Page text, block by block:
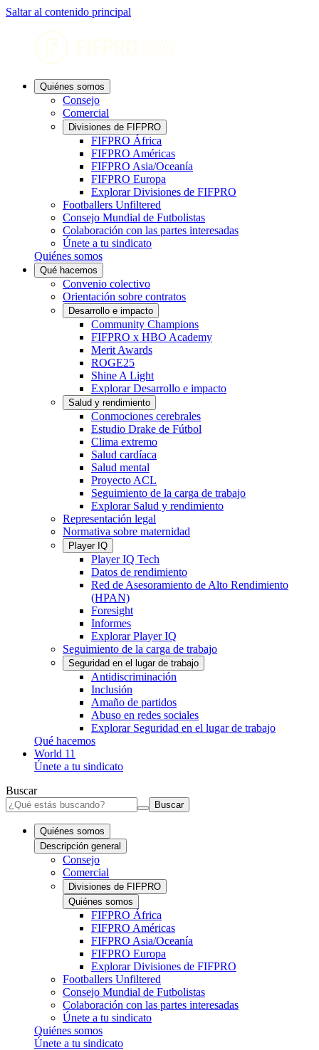
Saltar al contenido principal
Quiénes somos
Consejo
Comercial
Divisiones de FIFPRO
FIFPRO África
FIFPRO Américas
FIFPRO Asia/Oceanía
FIFPRO Europa
Explorar Divisiones de FIFPRO
Footballers Unfiltered
Consejo Mundial de Futbolistas
Colaboración con las partes interesadas
Únete a tu sindicato
Quiénes somos
Qué hacemos
Convenio colectivo
Orientación sobre contratos
Desarrollo e impacto
Community Champions
FIFPRO x HBO Academy
Merit Awards
ROGE25
Shine A Light
Explorar Desarrollo e impacto
Salud y rendimiento
Conmociones cerebrales
Estudio Drake de Fútbol
Clima extremo
Salud cardíaca
Salud mental
Proyecto ACL
Seguimiento de la carga de trabajo
Explorar Salud y rendimiento
Representación legal
Normativa sobre maternidad
Player IQ
Player IQ Tech
Datos de rendimiento
Red de Asesoramiento de Alto Rendimiento
(HPAN)
Foresight
Informes
Explorar Player IQ
Seguimiento de la carga de trabajo
Seguridad en el lugar de trabajo
Antidiscriminación
Inclusión
Amaño de partidos
Abuso en redes sociales
Explorar Seguridad en el lugar de trabajo
Qué hacemos
World 11
Únete a tu sindicato
Buscar
Buscar
Quiénes somos
Descripción general
Consejo
Comercial
Divisiones de FIFPRO
Quiénes somos
FIFPRO África
FIFPRO Américas
FIFPRO Asia/Oceanía
FIFPRO Europa
Explorar Divisiones de FIFPRO
Footballers Unfiltered
Consejo Mundial de Futbolistas
Colaboración con las partes interesadas
Únete a tu sindicato
Quiénes somos
Únete a tu sindicato